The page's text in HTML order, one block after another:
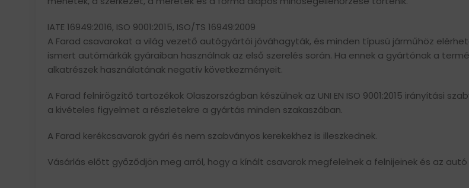
IATE 16949:2016, ISO 9001:2015, ISO/TS 16949:2009
A Farad csavarokat a világ vezető autógyártói jóváhagyták, és minden típusú járműhöz
ismert autómárkák gyáraiban használnak az első szerelés során. Ha ennek a gyártónak a
alkatrészek használatának negatív következményeit.
A Farad felnirögzítő tartozékok Olaszországban készülnek az UNI EN ISO 9001:2015 irányítási
a kivételes figyelmet a részletekre a gyártás minden szakaszában.
A Farad kerékcsavarok gyári és nem szabványos kerekekhez is illeszkednek.
Vásárlás előtt győződjön meg arról, hogy a kínált csavarok megfelelnek a felnijeinek és az autó